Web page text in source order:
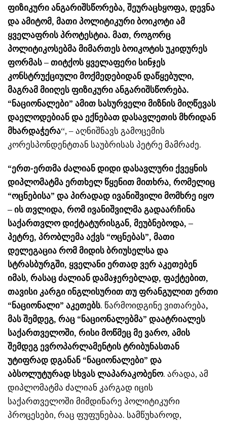
ფიზიკური ანგარიშსწორება, შეურაცხყოფა, დევნა
და ამიტომ, მათი პოლიტიკური ბოიკოტი ამ
ყველაფრის პროტესტია. მათ, როგორც
პოლიტიკოსებმა მიმართეს ბოიკოტის უკიდურეს
ფორმას – თიტქოს ყველაფერი სინჯეს
კონსტრუქციული მოქმედებიდან დაწყებული,
მაგრამ მიიღეს ფიზიკური ანგარიშსწორება.
“ნაციონალები” ამით სასურველი მიზნის მიღწევას
დაელოდებიან და ექნებათ დასავლეთის მხრიდან
მხარდაჭერა“, – აღნიშნავს გამოცემის
კორესპონდენტთან საუბრისას პეტრე მამრაძე.
“ერთ-ერთმა ძალიან დიდი დასავლური ქვეყნის
დიპლომატმა ერთხელ წყენით მითხრა, რომელიც
“ოცნებისა” და პირადად ივანიშვილი მომხრე იყო
– ის თვლიდა, რომ ივანიშვილმა გადაარჩინა
საქართვლო დიქტატურისგან, მეუბნებოდა, –
პეტრე, პრობლემა აქვს “ოცნებას”, მათი
დელეგაცია რომ მიდის ბრიუსელსა და
სტრასბურგში, ყველანი ერთად ვერ აკეთებენ
იმას, რასაც ძალიან დამაჯერებლად, ფაქტებით,
თავისი კარგი ინგლისურით თუ ფრანგულით ერთი
“ნაციონალი” აკეთებს. წარმოიდგინე ვითარება,
მას შემდეგ, რაც “ნაციონალებმა” დაატრიალეს
საქართველოში, რისი მოწმეც მე ვარო, ამის
შემდეგ ევროპარლამენტის ტრიბუნასთან
უტიფრად დგანან “ნაციონალები” და
აბსოლუტურად სხვას ლაპარაკობენო. არადა, ამ
დიპლომატმა ძალიან კარგად იცის
საქართველოში მიმდინარე პოლიტიკური
პროცესები, რაც ფუფუნებაა. სამწუხაროდ,